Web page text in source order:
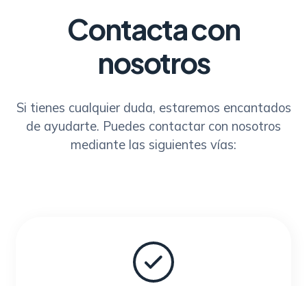
Contacta con
nosotros
Si tienes cualquier duda, estaremos encantados
de ayudarte. Puedes contactar con nosotros
mediante las siguientes vías: